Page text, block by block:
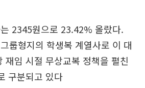
2345원으로 23.42% 올랐다.
룹형지의 학생복 계열사로 이 대
재임 시절 무상교복 정책을 펼친
구분되고 있다